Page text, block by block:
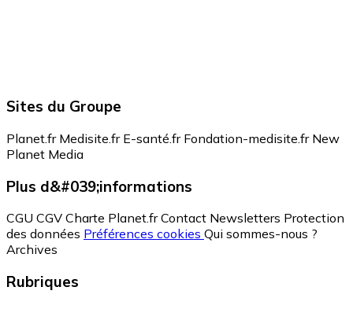
Sites du Groupe
Planet.fr Medisite.fr E-santé.fr Fondation-medisite.fr New
Planet Media
Plus d&#039;informations
CGU CGV Charte Planet.fr Contact Newsletters Protection
des données Préférences cookies Qui sommes-nous ?
Archives
Rubriques